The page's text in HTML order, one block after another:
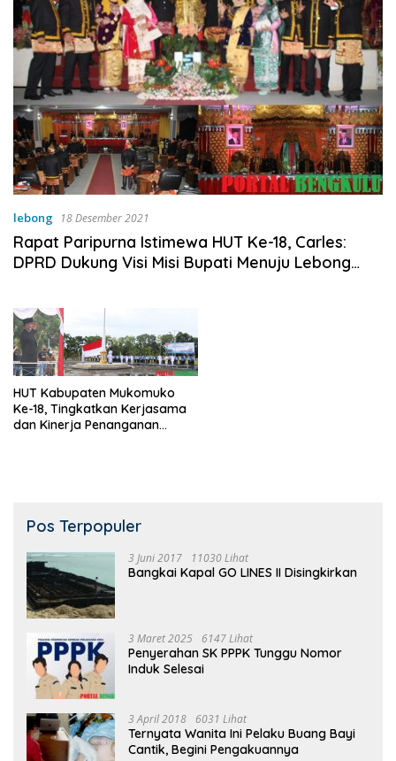
lebong 18 Desember 2021
Rapat Paripurna Istimewa HUT Ke-18, Carles:
DPRD Dukung Visi Misi Bupati Menuju Lebong
HUT Kabupaten Mukomuko
Ke-18, Tingkatkan Kerjasama
dan Kinerja Penanganan
Pos Terpopuler
3 Juni 2017 11030 Lihat
Bangkai Kapal GO LINES II Disingkirkan
3 Maret 2025 6147 Lihat
Penyerahan SK PPPK Tunggu Nomor
Induk Selesai
3 April 2018 6031 Lihat
Ternyata Wanita Ini Pelaku Buang Bayi
Cantik, Begini Pengakuannya